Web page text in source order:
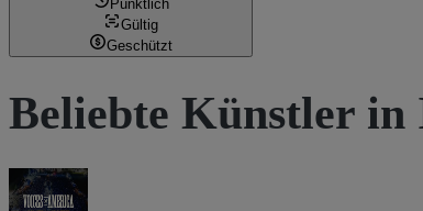
Pünktlich
Gültig
Geschützt
Beliebte Künstler in